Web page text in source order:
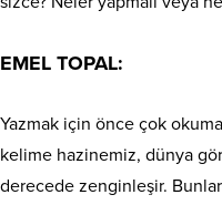
EMEL TOPAL:
Yazmak için önce çok
kelime hazinemiz, dünya
derecede zenginleşir.